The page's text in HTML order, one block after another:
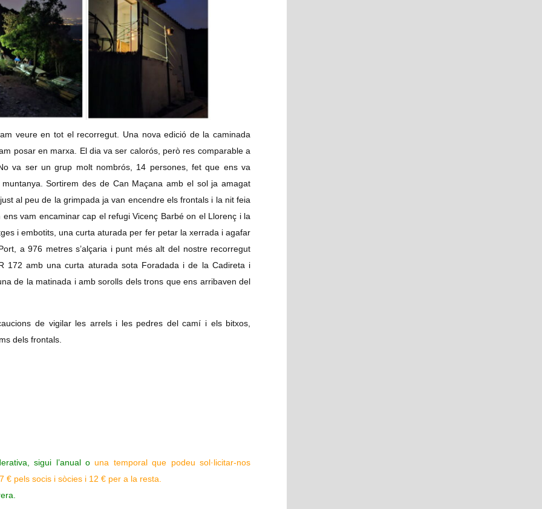
veure en tot el recorregut. Una nova edició de la caminada
posar en marxa. El dia va ser calorós, però res comparable a
va ser un grup molt nombrós, 14 persones, fet que ens va
Sortirem des de Can Maçana amb el sol ja amagat
al peu de la grimpada ja van encendre els frontals i la nit feia
vam encaminar cap el refugi Vicenç Barbé on el Llorenç i la
i embotits, una curta aturada per fer petar la xerrada i agafar
a 976 metres s’alçaria i punt més alt del nostre recorregut
172 amb una curta aturada sota Foradada i de la Cadireta i
de la matinada i amb sorolls dels trons que ens arribaven del
de vigilar les arrels i les pedres del camí i els bitxos,
dels frontals.
sigui l’anual ouna temporal que podeu sol·licitar-nos
pels socis i sòcies i 12 € per a la resta.